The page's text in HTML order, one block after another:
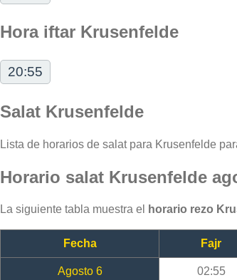
Hora iftar Krusenfelde
20:55
Salat Krusenfelde
Lista de horarios de salat para Krusenfelde
Horario salat Krusenfelde
La siguiente tabla muestra el horario rezo
Fecha Fajr
Agosto 6 02:55